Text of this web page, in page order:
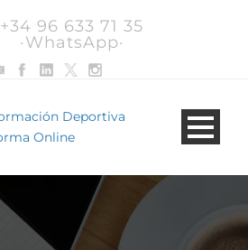
+34 96 633 71 35
·WhatsApp·